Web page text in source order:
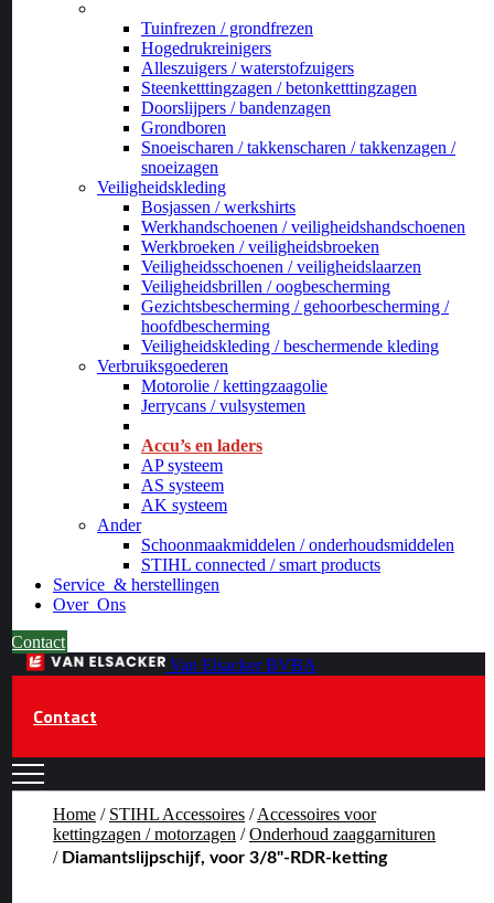
Tuinfrezen / grondfrezen
Hogedrukreinigers
Alleszuigers / waterstofzuigers
Steenketttingzagen / betonketttingzagen
Doorslijpers / bandenzagen
Grondboren
Snoeischaren / takkenscharen / takkenzagen /
snoeizagen
Veiligheidskleding
Bosjassen / werkshirts
Werkhandschoenen / veiligheidshandschoenen
Werkbroeken / veiligheidsbroeken
Veiligheidsschoenen / veiligheidslaarzen
Veiligheidsbrillen / oogbescherming
Gezichtsbescherming / gehoorbescherming /
hoofdbescherming
Veiligheidskleding / beschermende kleding
Verbruiksgoederen
Motorolie / kettingzaagolie
Jerrycans / vulsystemen
Accu’s en laders
AP systeem
AS systeem
AK systeem
Ander
Schoonmaakmiddelen / onderhoudsmiddelen
STIHL connected / smart products
Service & herstellingen
Over Ons
Contact
Van Elsacker BVBA
Contact
Home / STIHL Accessoires /Accessoires voor
kettingzagen / motorzagen /Onderhoud zaaggarnituren
/ Diamantslijpschijf, voor 3/8"-RDR-ketting